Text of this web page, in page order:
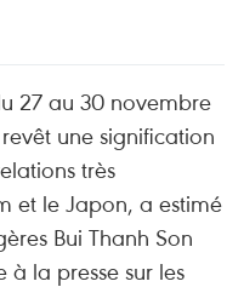
27 au 30 novembre
une signification
très
et le Japon, a estimé
Bui Thanh Son
à la presse sur les